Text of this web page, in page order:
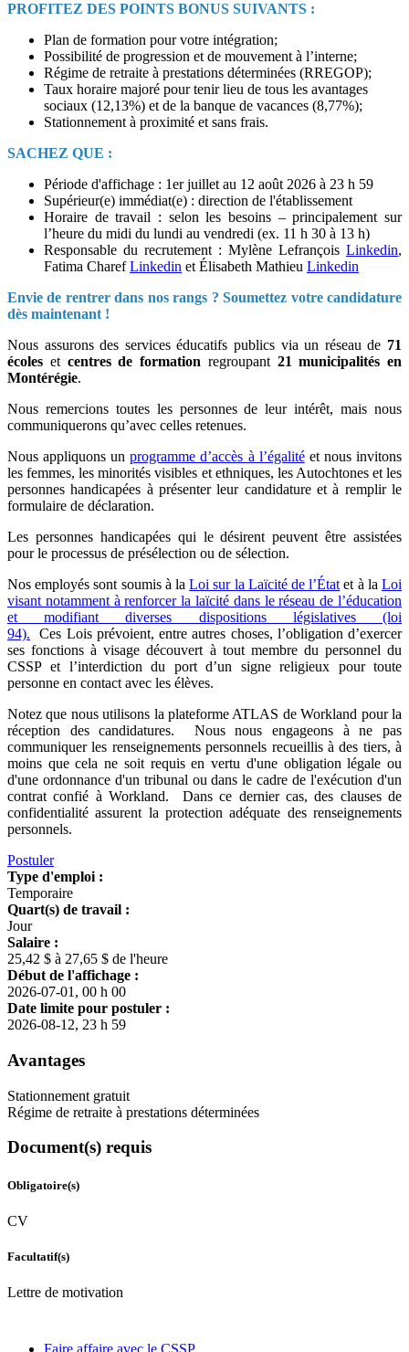
PROFITEZ DES POINTS BONUS SUIVANTS :
Plan de formation pour votre intégration;
Possibilité de progression et de mouvement à l’interne;
Régime de retraite à prestations déterminées (RREGOP);
Taux horaire majoré pour tenir lieu de tous les avantages
sociaux (12,13%) et de la banque de vacances (8,77%);
Stationnement à proximité et sans frais.
SACHEZ QUE :
Période d'affichage : 1er juillet au 12 août 2026 à 23 h 59
Supérieur(e) immédiat(e) : direction de l'établissement
Horaire de travail : selon les besoins – principalement sur
l’heure du midi du lundi au vendredi (ex. 11 h 30 à 13 h)
Responsable du recrutement : Mylène Lefrançois Linkedin,
Fatima CharefLinkedin et Élisabeth Mathieu Linkedin
Envie de rentrer dans nos rangs ? Soumettez votre candidature
dès maintenant !
Nous assurons des services éducatifs publics via un réseau de 71
écoles et centres de formation regroupant 21 municipalités en
Montérégie.
Nous remercions toutes les personnes de leur intérêt, mais nous
communiquerons qu’avec celles retenues.
Nous appliquons unprogramme d’accès à l’égalitéet nous invitons
les femmes, les minorités visibles et ethniques, les Autochtones et les
personnes handicapées à présenter leur candidature et à remplir le
formulaire de déclaration.
Les personnes handicapées qui le désirent peuvent être assistées
pour le processus de présélection ou de sélection.
Nos employés sont soumis à laLoi sur la Laïcité de l’État et à laLoi
visant notamment à renforcer la laïcité dans le réseau de l’éducation
et modifiant diverses dispositions législatives (loi
94). Ces Lois prévoient, entre autres choses, l’obligation d’exercer
ses fonctions à visage découvert à tout membre du personnel du
CSSP et l’interdiction du port d’un signe religieux pour toute
personne en contact avec les élèves.
Notez que nous utilisons la plateforme ATLAS de Workland pour la
réception des candidatures. Nous nous engageons à ne pas
communiquer les renseignements personnels recueillis à des tiers, à
moins que cela ne soit requis en vertu d'une obligation légale ou
d'une ordonnance d'un tribunal ou dans le cadre de l'exécution d'un
contrat confié à Workland. Dans ce dernier cas, des clauses de
confidentialité assurent la protection adéquate des renseignements
personnels.
Postuler
Type d'emploi :
Temporaire
Quart(s) de travail :
Jour
Salaire :
25,42 $ à 27,65 $ de l'heure
Début de l'affichage :
2026-07-01, 00 h 00
Date limite pour postuler :
2026-08-12, 23 h 59
Avantages
Stationnement gratuit
Régime de retraite à prestations déterminées
Document(s) requis
Obligatoire(s)
CV
Facultatif(s)
Lettre de motivation